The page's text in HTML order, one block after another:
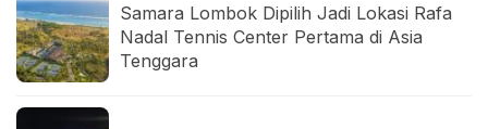
Samara Lombok Dipilih Jadi Lokasi Rafa
Nadal Tennis Center Pertama di Asia
Tenggara